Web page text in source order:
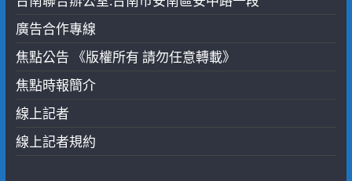
廣告合作專線
焦點公告 《版權所有 請勿任意轉載》
焦點時報簡介
線上記者
線上記者規約